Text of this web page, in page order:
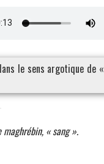
le sens argotique de
« sang ».